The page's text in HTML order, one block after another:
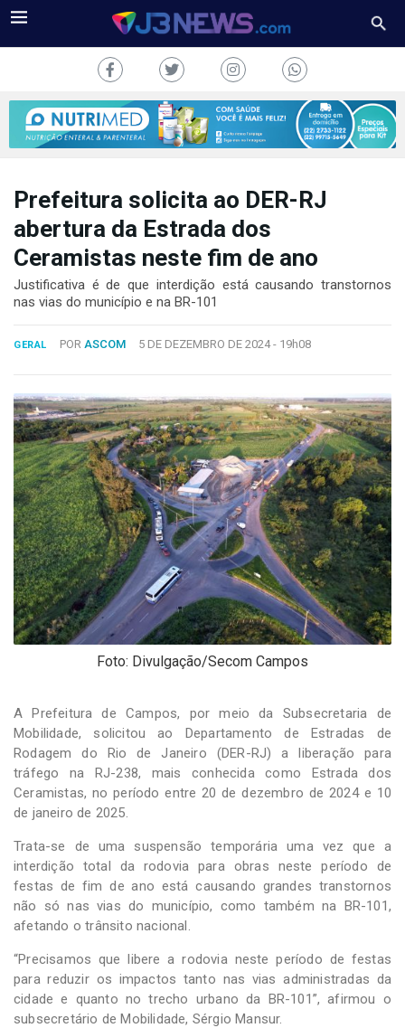
TV
COLUNAS
FALE
CONOSCO
Copyright
2024
Desenvolvido
por
Hesea
Tecnologia
Sistemas
Prefeitura solicita ao DER-RJ
abertura da Estrada dos
Ceramistas neste fim de ano
Justificativa é de que interdição está causando transtornos
nas vias do município e na BR-101
GERAL POR ASCOM 5 DE DEZEMBRO DE 2024 - 19h08
Foto: Divulgação/Secom Campos
A Prefeitura de Campos, por meio da Subsecretaria de
Mobilidade, solicitou ao Departamento de Estradas de
Rodagem do Rio de Janeiro (DER-RJ) a liberação para
tráfego na RJ-238, mais conhecida como Estrada dos
Ceramistas, no período entre 20 de dezembro de 2024 e 10
de janeiro de 2025.
Trata-se de uma suspensão temporária uma vez que a
interdição total da rodovia para obras neste período de
festas de fim de ano está causando grandes transtornos
não só nas vias do município, como também na BR-101,
afetando o trânsito nacional.
“Precisamos que libere a rodovia neste período de festas
para reduzir os impactos tanto nas vias administradas da
cidade e quanto no trecho urbano da BR-101”, afirmou o
subsecretário de Mobilidade, Sérgio Mansur.